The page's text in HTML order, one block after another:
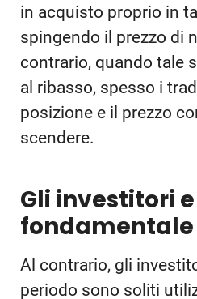
in acquisto proprio in
spingendo il prezzo di
contrario, quando tale
al ribasso, spesso i
posizione e il prezzo
scendere.
Gli investitori
fondamentale
Al contrario, gli
periodo sono soliti